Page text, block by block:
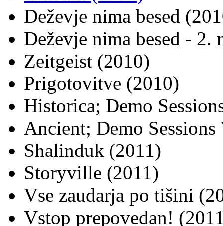
Deževje nima besed
Deževje nima besed - 2.
Zeitgeist (2010)
Prigotovitve (2010)
Historica; Demo
Ancient; Demo
Shalinduk (2011)
Storyville (2011)
Vse zaudarja po tišini
Vstop prepovedan!